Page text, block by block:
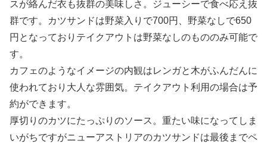
スが絡んだ衣も抜群の美味しさ。ジューシーで食べ応え抜
群です。カツサンドは野菜入りで700円、野菜なしで650
円となっておりテイクアウトは野菜なしのもののみ可能で
す。
カフェのようなイメージの内観はレンガと木がふんだんに
使われており大人な雰囲気。テイクアウト利用の場合は予
約ができます。
厚切りのカツにたっぷりのソース。重たい味になってしま
いがちですがニューアストリアのカツサンドは最後までペ